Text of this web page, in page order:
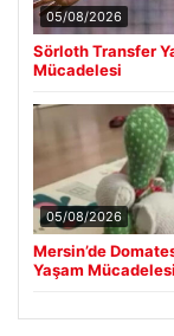
05/08/2026
Sörloth Transfer
Mücadelesi
05/08/2026
Mersin’de
Yaşam Mücadelesi